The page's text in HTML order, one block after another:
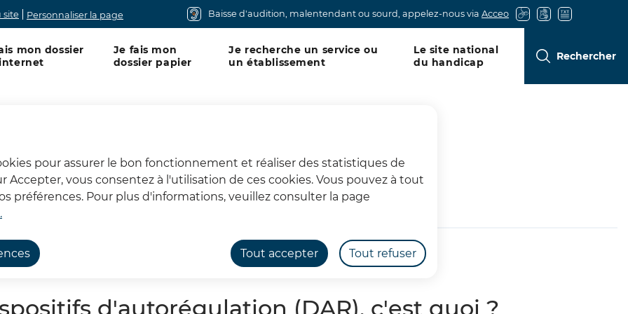
pour assurer le bon fonctionnement et réaliser des statistiques de
Accepter, vous consentez à l'utilisation de ces cookies. Vous pouvez à tout
préférences. Pour plus d'informations, veuillez consulter la page
Tout accepter Tout refuser
Baisse d'audition, malentendant ou sourd, appelez-nous via Acceo
site Personnaliser la page
Pas-de-Calais : Mon département
mon dossier
Je fais mon
dossier papier
Je recherche un service ou
un établissement
Le site national
du handicap
Rechercher
(DAR)
d'autorégulation (DAR), c'est quoi ?